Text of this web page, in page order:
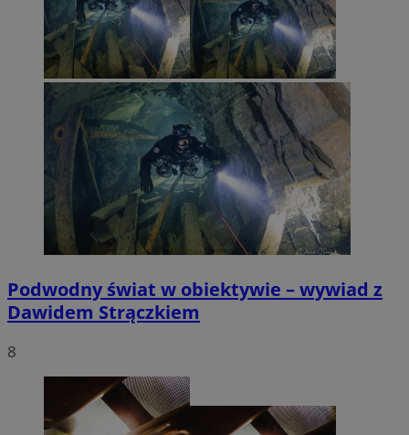
Podwodny świat w obiektywie – wywiad z
Dawidem Strączkiem
8